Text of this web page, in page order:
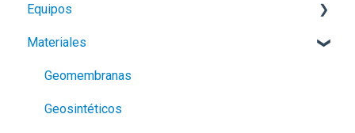
Equipos
Pistolas de calor
Soldadoras automáticas
Extrusoras
Materiales
Geomembranas
Geosintéticos